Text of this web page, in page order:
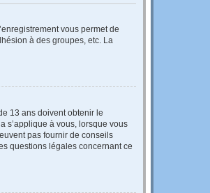
vous permet de
à des groupes, etc. La
13 ans doivent obtenir le
s’applique à vous, lorsque vous
pas fournir de conseils
questions légales concernant ce